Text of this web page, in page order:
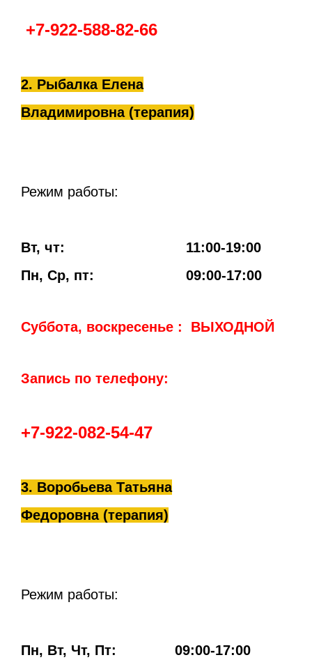
+7-922-588-82-66
2. Рыбалка Елена
Владимировна (терапия)
Режим работы:
Вт, чт: 11:00-19:00
Пн, Ср, пт: 09:00-17:00
Суббота, воскресенье : ВЫХОДНОЙ
Запись по телефону:
+7-922-082-54-47
3. Воробьева Татьяна
Федоровна (терапия)
Режим работы:
Пн, Вт, Чт, Пт: 09:00-17:00